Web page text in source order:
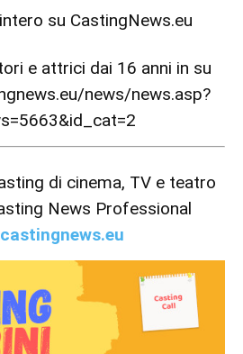
su CastingNews.eu
e attrici dai 16 anni in su
news/news.asp?
di cinema, TV e teatro
News Professional